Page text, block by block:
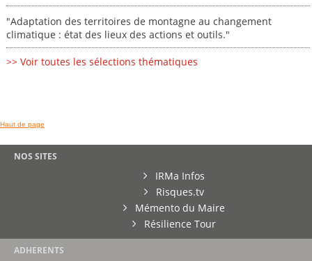
"Adaptation des territoires de montagne au changement
climatique : état des lieux des actions et outils."
>> Voir toutes les sélections thématiques
Haut de page
NOS SITES
IRMa Infos
Risques.tv
Mémento du Maire
Résilience Tour
ADHERENTS